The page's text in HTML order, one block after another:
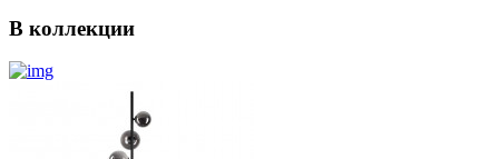
В коллекции